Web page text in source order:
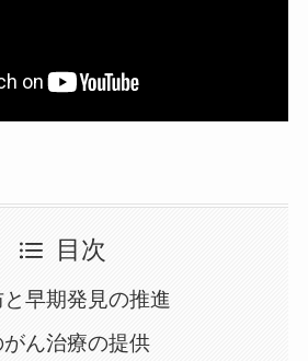
目次
早期発見の推進
ん治療の提供